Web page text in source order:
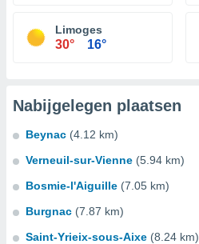
Limoges
30° 16°
Nabijgelegen plaatsen
Beynac (4.12 km)
Verneuil-sur-Vienne (5.94 km)
Bosmie-l'Aiguille (7.05 km)
Burgnac (7.87 km)
Saint-Yrieix-sous-Aixe (8.24 km)